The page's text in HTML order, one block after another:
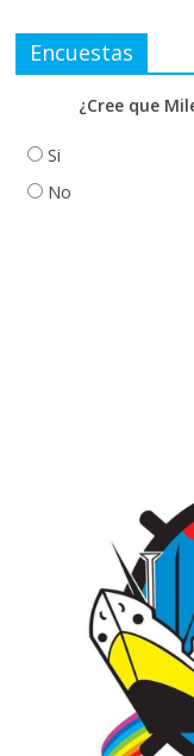
Encuestas
¿Cree que
Si
No